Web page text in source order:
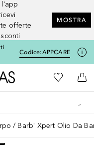
l'app
offerte
MOSTRA
Codice:APPCARE
A Douglas HomeAlla Mia
Al
Barb' Xpert Olio Da